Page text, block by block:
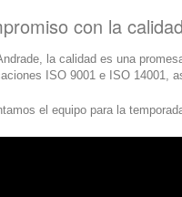
con la
la calidad es una
ISO 9001 e ISO 14001,
el equipo para la